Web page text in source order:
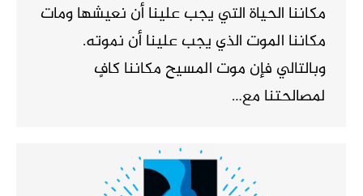
مكاننا الحياة التي يجب علينا أن نعيشها ومات
مكاننا الموت الذي يجب علينا أن نموته.
وبالتالي فإن موت المسيح مكاننا كافٍ
لمصالحتنا مع…